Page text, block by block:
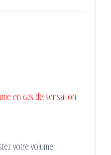
en cas de sensation
votre volume